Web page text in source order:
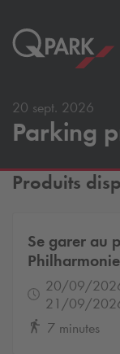
20 sept. 2026
Parking
Produits
Se garer au
Philharmonie
20/09/
21/09/
7 minutes